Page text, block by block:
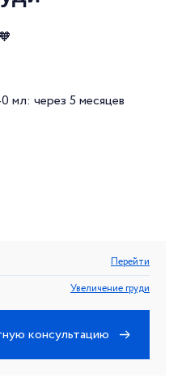
мл: через 5 месяцев
Перейти
Увеличение груди
консультацию